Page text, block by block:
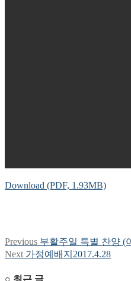
Download (PDF, 1.93MB)
글
Previous Previous
post:
부활주일 특별 찬양 (
Next Next
가정예배지2017.4.28